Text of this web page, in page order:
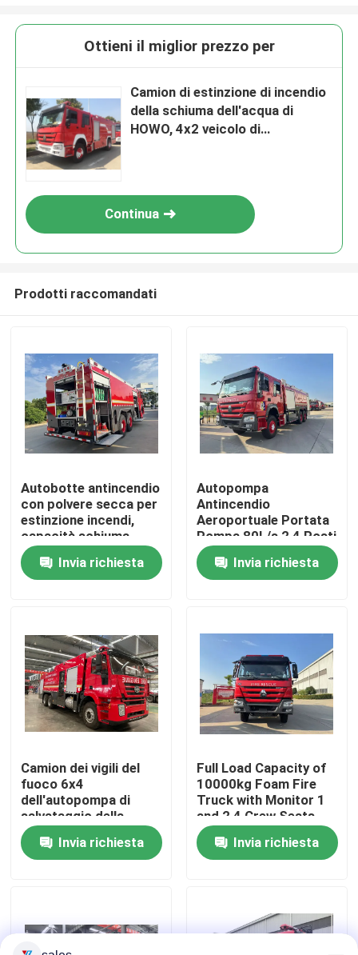
Casa
Prodotti
Giro della fabbrica
Controllo di qualità
Richieda una citazione
Camion dei vigili del fuoco di salvataggio di
Camion dei pompieri a polvere secca
Ottieni il miglior prezzo per
Camion di estinzione di incendio
della schiuma dell'acqua di
HOWO, 4x2 veicolo di
Continua
Prodotti raccomandati
Autobotte antincendio
con polvere secca per
estinzione incendi,
capacità schiuma
12000L, peso telaio
94500LInvia richiesta
Autopompa
Antincendio
Aeroportuale Portata
Pompa 80L/s 2 4 Posti
Equipaggio per
Risposta Antincendio
Efficace
Invia richiesta
Camion dei vigili del
fuoco 6x4
dell'autopompa di
salvataggio della
schiuma da 10
tonnellate per la lotta
antincendio di
Invia richiesta
Full Load Capacity of
10000kg Foam Fire
Truck with Monitor 1
and 2 4 Crew Seats
Invia richiesta